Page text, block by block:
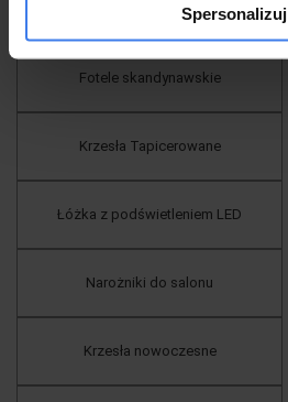
Spersonalizuj
Fotele skandynawskie
Krzesła Tapicerowane
Łóżka z podświetleniem LED
Narożniki do salonu
Krzesła nowoczesne